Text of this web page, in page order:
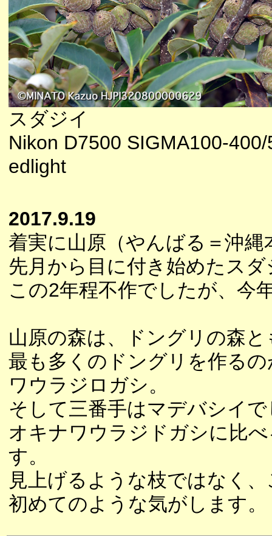
スダジイ
Nikon D7500 SIGMA100-
edlight
2017.9.19
着実に山原（やんばる＝沖
先月から目に付き始めたス
この2年程不作でしたが、今
山原の森は、ドングリの森
最も多くのドングリを作る
ワウラジロガシ。
そして三番手はマデバシイ
オキナワウラジドガシに比
す。
見上げるような枝ではなく
初めてのような気がします。